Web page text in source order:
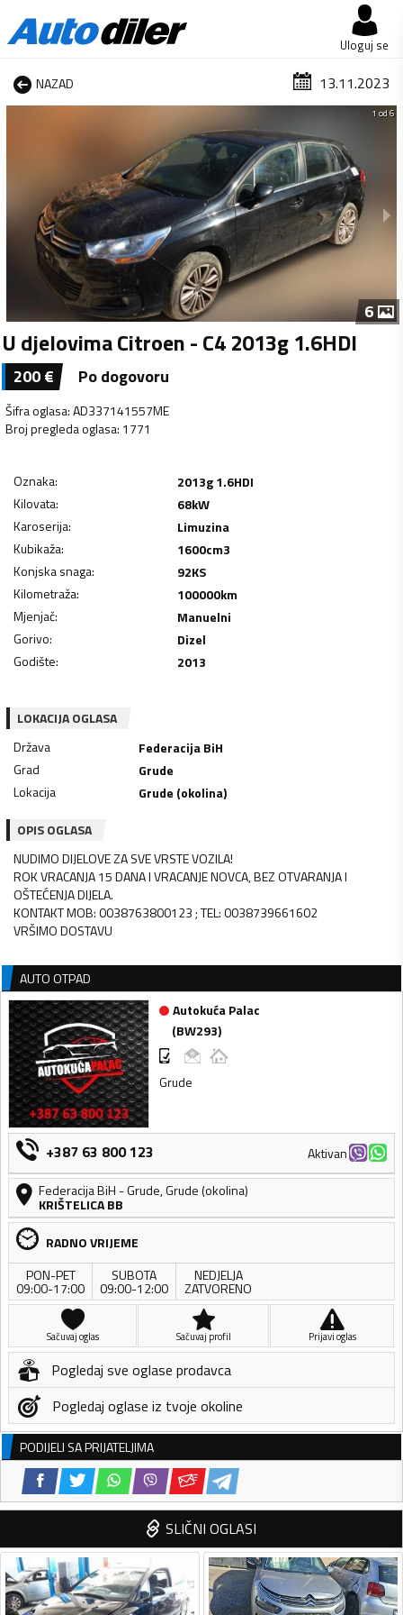
Uloguj se
NAZAD 13.11.2023
1 od 6
6
U djelovima Citroen - C4 2013g 1.6HDI
200€ Po dogovoru
Šifra oglasa:AD337141557ME
Broj pregleda oglasa: 1771
Oznaka:
2013g 1.6HDI
Kilovata: 68kW
Karoserija:
Limuzina
Kubikaža: 1600cm3
Konjska snaga: 92KS
Kilometraža: 100000km
Mjenjač:
Manuelni
Gorivo:
Dizel
Godište: 2013
LOKACIJA OGLASA
Država
Federacija BiH
Grad
Grude
Lokacija
Grude (okolina)
OPIS OGLASA
NUDIMO DIJELOVE ZA SVE VRSTE VOZILA!
ROK VRACANJA 15 DANA I VRACANJE NOVCA, BEZ OTVARANJA I
OŠTEĆENJA DIJELA.
KONTAKT MOB: 0038763800123 ; TEL: 0038739661602
VRŠIMO DOSTAVU
AUTO OTPAD
Autokuća Palac
(BW293)
Grude
+387 63 800 123
Aktivan
Federacija BiH -Grude,Grude (okolina)
KRIŠTELICA BB
RADNO VRIJEME
PON-PET
09:00-17:00
SUBOTA
09:00-12:00
NEDJELJA
ZATVORENO
Sačuvaj oglas Sačuvaj profil Prijavi oglas
Pogledaj sve oglase prodavca
Pogledaj oglase iz tvoje okoline
PODIJELI SA PRIJATELJIMA
SLIČNI OGLASI